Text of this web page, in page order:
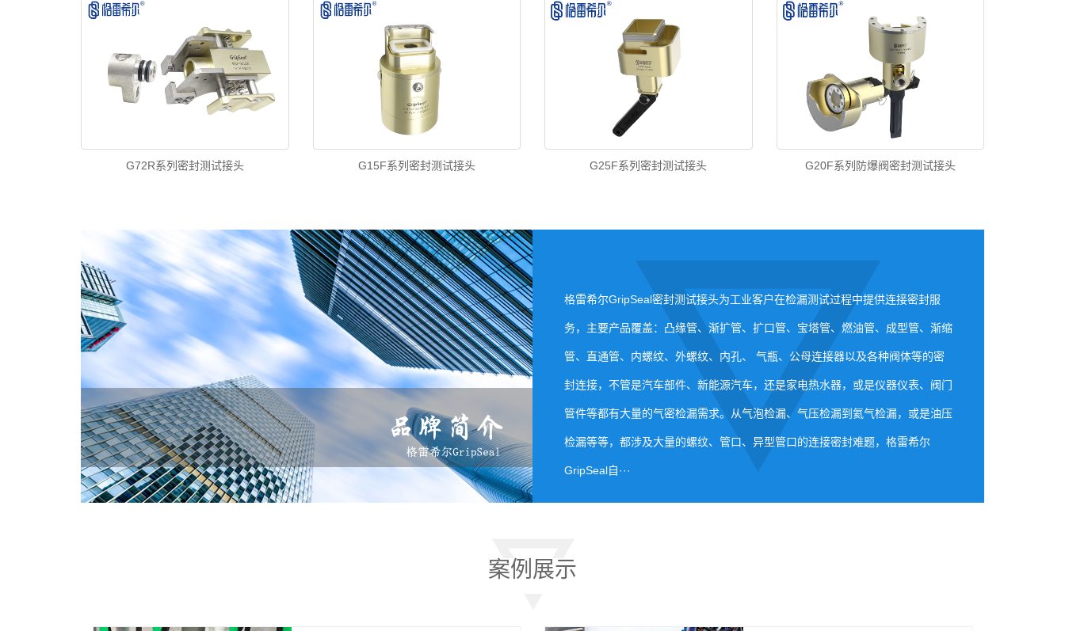
G72R系列密封测试接头 G15F系列密封测试接头 G25F系列密封测试接头 G20F系列防爆阀密封测试接头
格雷希尔GripSeal密封测试接头为工业客户在检漏测试过程中提供连接密封服
务，主要产品覆盖：凸缘管、渐扩管、扩口管、宝塔管、燃油管、成型管、渐缩
管、直通管、内螺纹、外螺纹、内孔、 气瓶、公母连接器以及各种阀体等的密
封连接，不管是汽车部件、新能源汽车，还是家电热水器，或是仪器仪表、阀门
管件等都有大量的气密检漏需求。从气泡检漏、气压检漏到氦气检漏，或是油压
检漏等等，都涉及大量的螺纹、管口、异型管口的连接密封难题，格雷希尔
GripSeal自···
案例展示